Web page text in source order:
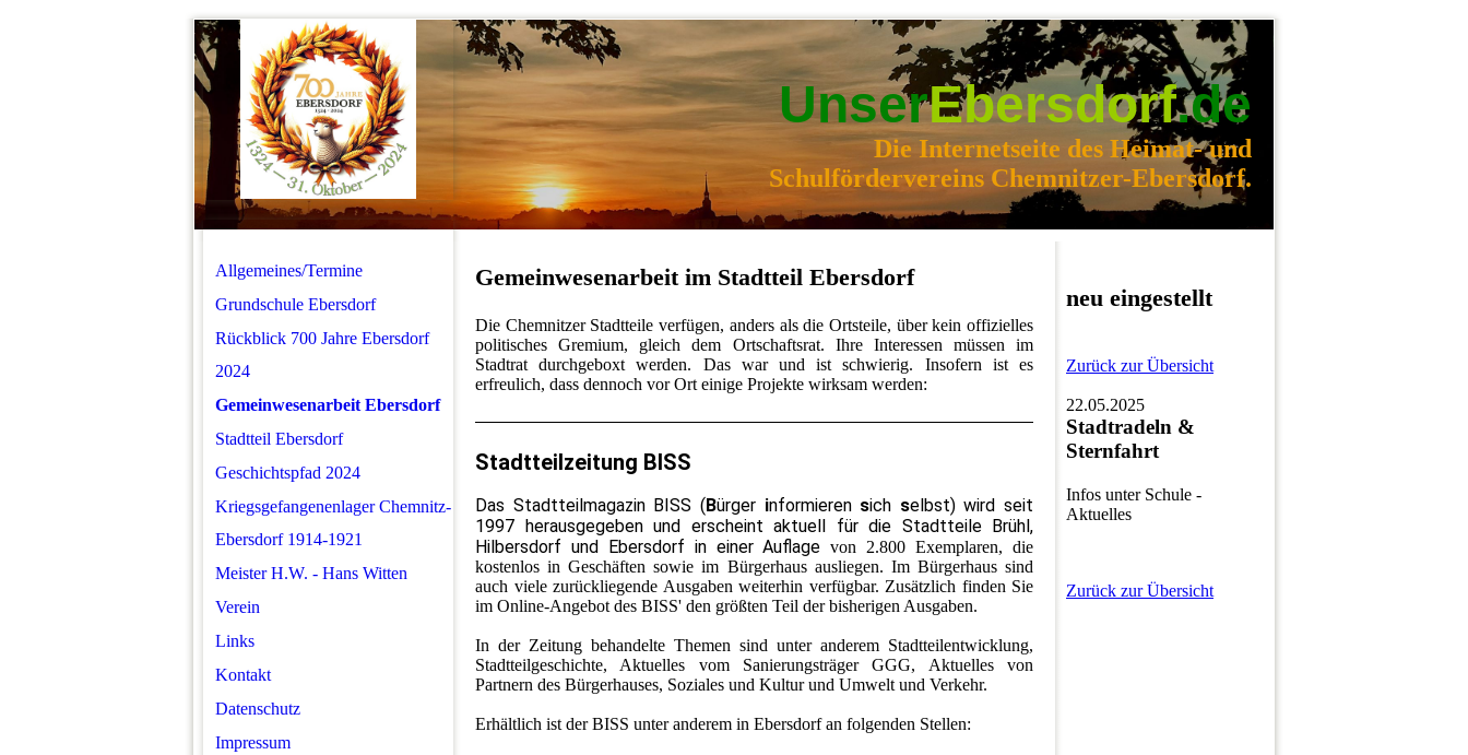
UnserEbersdorf.de
Die Internetseite des Heimat- und
Schulfördervereins Chemnitzer-Ebersdorf.
Allgemeines/Termine
Grundschule Ebersdorf
Rückblick 700 Jahre Ebersdorf
2024
Gemeinwesenarbeit Ebersdorf
Stadtteil Ebersdorf
Geschichtspfad 2024
Kriegsgefangenenlager Chemnitz-
Ebersdorf 1914-1921
Meister H.W. - Hans Witten
Verein
Links
Kontakt
Datenschutz
Impressum
Gemeinwesenarbeit im Stadtteil Ebersdorf
Die Chemnitzer Stadtteile verfügen, anders als die Ortsteile, über kein offizielles
politisches Gremium, gleich dem Ortschaftsrat. Ihre Interessen müssen im
Stadtrat durchgeboxt werden. Das war und ist schwierig. Insofern ist es
erfreulich, dass dennoch vor Ort einige Projekte wirksam werden:
Stadtteilzeitung BISS
Das Stadtteilmagazin BISS (Bürger informieren sich selbst) wird seit
1997 herausgegeben und erscheint aktuell für die Stadtteile Brühl,
Hilbersdorf und Ebersdorf in einer Auflagevon 2.800 Exemplaren, die
kostenlos in Geschäften sowie im Bürgerhaus ausliegen. Im Bürgerhaus sind
auch viele zurückliegende Ausgaben weiterhin verfügbar. Zusätzlich finden Sie
im Online-Angebot des BISS' den größten Teil der bisherigen Ausgaben.
In der Zeitung behandelte Themen sind unter anderem Stadtteilentwicklung,
Stadtteilgeschichte, Aktuelles vom Sanierungsträger GGG, Aktuelles von
Partnern des Bürgerhauses, Soziales und Kultur und Umwelt und Verkehr.
Erhältlich ist der BISS unter anderem in Ebersdorf an folgenden Stellen:
neu eingestellt
Zurück zur Übersicht
22.05.2025
Stadtradeln &
Sternfahrt
Infos unter Schule -
Aktuelles
Zurück zur Übersicht